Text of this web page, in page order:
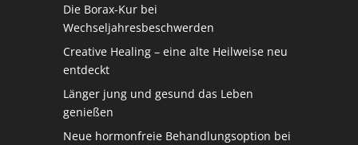
Die Borax-Kur bei
Wechseljahresbeschwerden
Creative Healing – eine alte Heilweise neu
entdeckt
Länger jung und gesund das Leben
genießen
Neue hormonfreie Behandlungsoption bei